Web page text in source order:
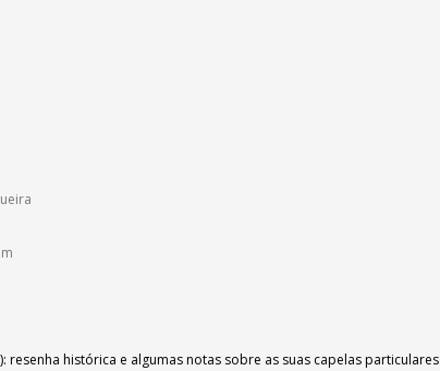
resenha histórica e algumas notas sobre as suas capelas particulares